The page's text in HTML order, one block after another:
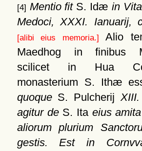
[4] Mentio fitS. Idæ in
Medoci, XXXI. Ianuarij,
[alibi eius memoria.]
Alio
Maedhog in finibus
scilicet in Hua
monasterium S. Ithæ
quoqueS. Pulcherij
agitur deS. Ita eius
aliorum plurium
gestis. Est in